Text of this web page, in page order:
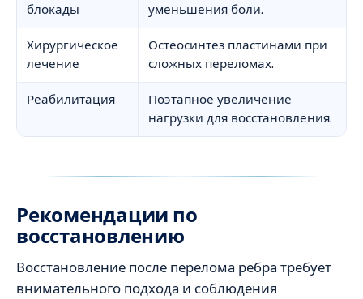
блокады
уменьшения боли.
Хирургическое
лечение
Остеосинтез пластинами при
сложных переломах.
Реабилитация
Поэтапное увеличение
нагрузки для восстановления.
Рекомендации по
восстановлению
Восстановление после перелома ребра требует
внимательного подхода и соблюдения